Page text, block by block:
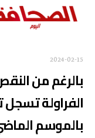
2024-02-15
بالرغم من
بالموسم